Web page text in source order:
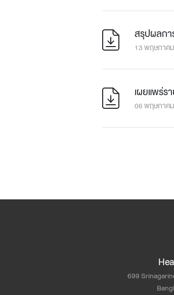
สรุปผลกา
13 พฤษภาค
เผยแพร่ร
06 พฤษภาค
699